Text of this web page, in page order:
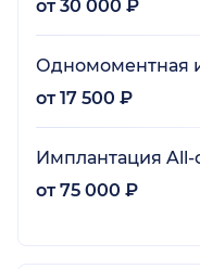
от 30 000 ₽
Одномоментная
от 17 500 ₽
Имплантация
от 75 000 ₽